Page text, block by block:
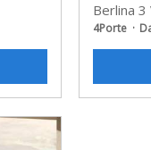
Berlina 3
4Porte